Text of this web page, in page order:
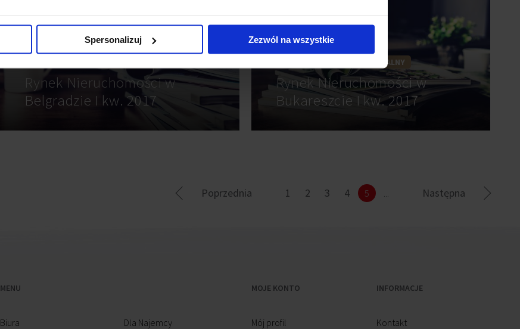
Spersonalizuj Zezwól na wszystkie
Rynek Nieruchomości w
Belgradzie I kw. 2017
ARCHIWALNY
Rynek Nieruchomości w
Bukareszcie I kw. 2017
Poprzednia 1 2 3 4 5 Następna
MENU
Biura
Dla Najemcy
MOJE KONTO
Mój profil
INFORMACJE
Kontakt